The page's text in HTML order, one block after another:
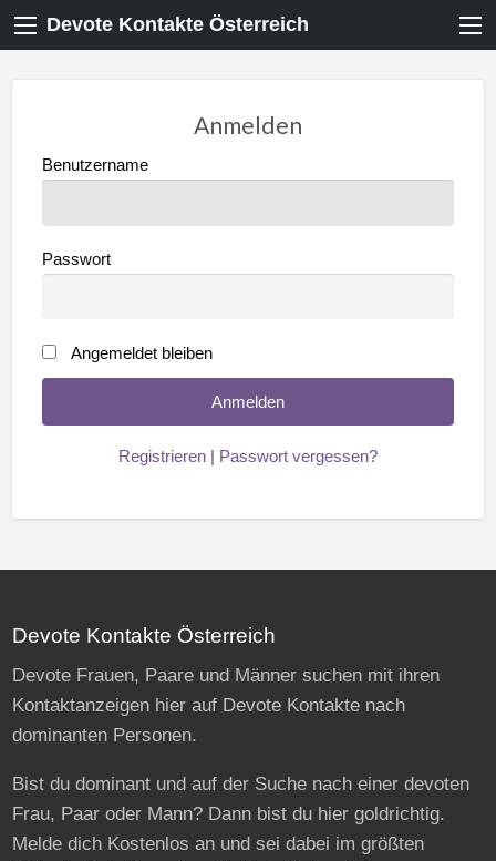
Devote Kontakte Österreich
Anmelden
Benutzername
Passwort
Angemeldet bleiben
Registrieren Passwort vergessen?
Devote Kontakte Österreich
Devote Frauen, Paare und Männer suchen mit ihren
Kontaktanzeigen hier auf Devote Kontakte nach
dominanten Personen.
Bist du dominant und auf der Suche nach einer devoten
Frau, Paar oder Mann? Dann bist du hier goldrichtig.
Melde dich Kostenlos an und sei dabei im größten